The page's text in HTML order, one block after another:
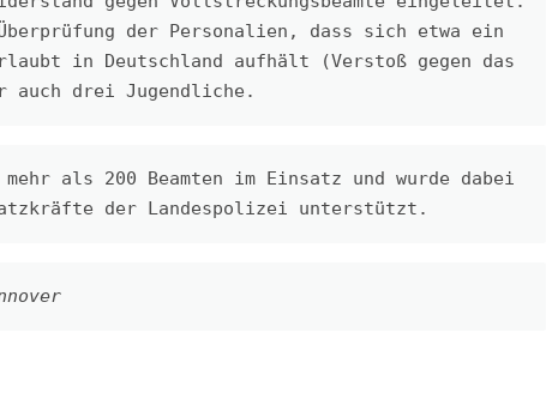
der Personalien, dass sich etwa ein
in Deutschland aufhält (Verstoß gegen das
auch drei Jugendliche.
als 200 Beamten im Einsatz und wurde dabei
der Landespolizei unterstützt.